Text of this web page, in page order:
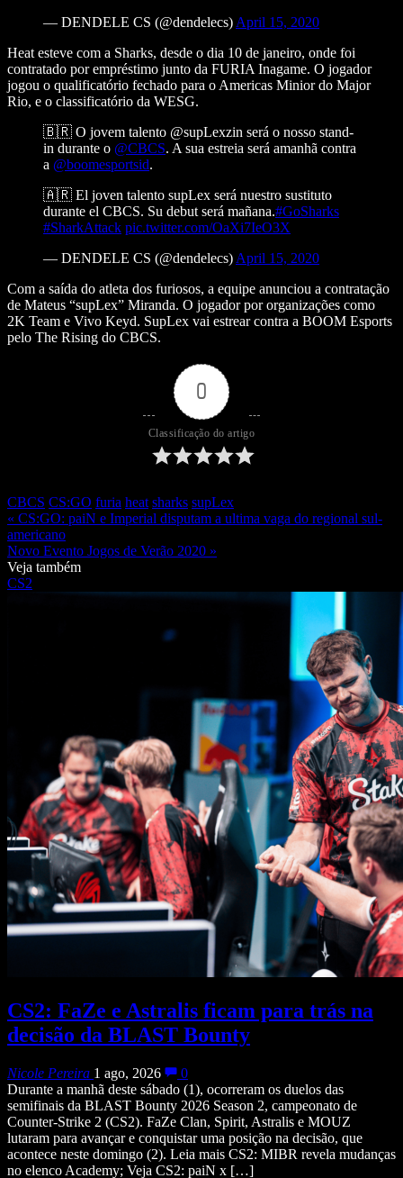
— DENDELE CS (@dendelecs) April 15, 2020
Heat esteve com a Sharks, desde o dia 10 de janeiro, onde foi
contratado por empréstimo junto da FURIA Inagame. O jogador
jogou o qualificatório fechado para o Americas Minior do Major
Rio, e o classificatório da WESG.
🇧🇷 O jovem talento @supLexzin será o nosso stand-
in durante o @CBCS. A sua estreia será amanhã contra
a @boomesportsid.
🇦🇷 El joven talento supLex será nuestro sustituto
durante el CBCS. Su debut será mañana.#GoSharks
#SharkAttack pic.twitter.com/OaXi7IeO3X
— DENDELE CS (@dendelecs) April 15, 2020
Com a saída do atleta dos furiosos, a equipe anunciou a contratação
de Mateus “supLex” Miranda. O jogador por organizações como
2K Team e Vivo Keyd. SupLex vai estrear contra a BOOM Esports
pelo The Rising do CBCS.
0
Classificação do artigo
CBCS CS:GO furia heat sharks supLex
« CS:GO: paiN e Imperial disputam a ultima vaga do regional sul-
americano
Novo Evento Jogos de Verão 2020 »
Veja também
CS2
CS2: FaZe e Astralis ficam para trás na
decisão da BLAST Bounty
Nicole Pereira 1 ago, 2026
0
Durante a manhã deste sábado (1), ocorreram os duelos das
semifinais da BLAST Bounty 2026 Season 2, campeonato de
Counter-Strike 2 (CS2). FaZe Clan, Spirit, Astralis e MOUZ
lutaram para avançar e conquistar uma posição na decisão, que
acontece neste domingo (2). Leia mais CS2: MIBR revela mudanças
no elenco Academy; Veja CS2: paiN x […]